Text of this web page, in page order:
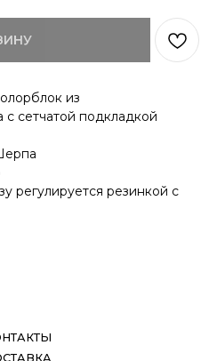
из
сетчатой подкладкой
регулируется резинкой с